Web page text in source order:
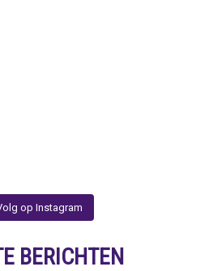
op Instagram
BERICHTEN